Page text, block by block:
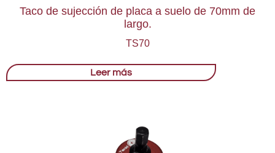
Taco de sujección de placa a suelo de 70mm de
largo.
TS70
Leer más